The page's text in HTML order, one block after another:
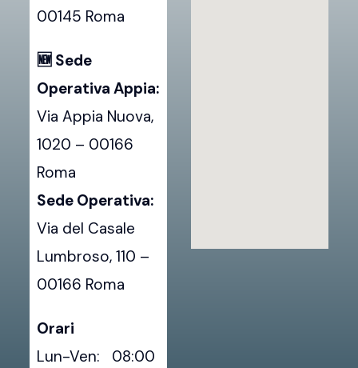
00145 Roma
🆕 Sede
Operativa Appia:
Via Appia Nuova,
1020 – 00166
Roma
Sede Operativa:
Via del Casale
Lumbroso, 110 –
00166 Roma
Orari
Lun-Ven: 08:00